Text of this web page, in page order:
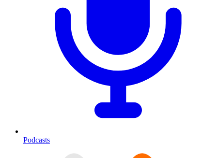
Podcasts